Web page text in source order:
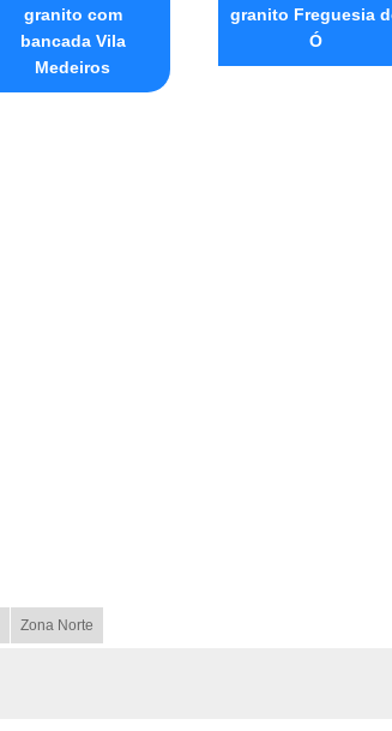
granito com
bancada Vila
Medeiros
granito Freguesia
Ó
Zona Norte